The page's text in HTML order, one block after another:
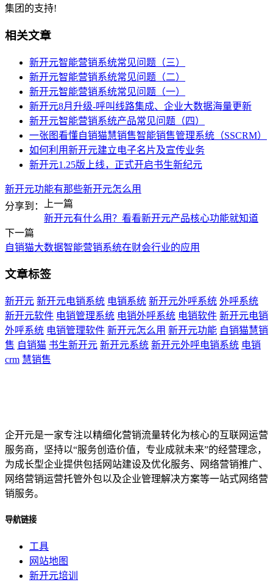
集团的支持!
相关文章
新开元智能营销系统常见问题（三）
新开元智能营销系统常见问题（二）
新开元智能营销系统常见问题（一）
新开元8月升级-呼叫线路集成、企业大数据海量更新
新开元智能营销系统产品常见问题（四）
一张图看懂自销猫慧销售智能销售管理系统（SSCRM）
如何利用新开元建立电子名片及宣传业务
新开元1.25版上线，正式开启书生新纪元
新开元功能有那些新开元怎么用
分享到：
上一篇
新开元有什么用？看看新开元产品核心功能就知道
下一篇
自销猫大数据智能营销系统在财会行业的应用
文章标签
新开元 新开元电销系统 电销系统 新开元外呼系统 外呼系统
新开元软件 电销管理系统 电销外呼系统 电销软件 新开元电销
外呼系统 电销管理软件 新开元怎么用 新开元功能 自销猫慧销
售 自销猫 书生新开元 新开元系统 新开元外呼电销系统 电销
crm 慧销售
企开元是一家专注以精细化营销流量转化为核心的互联网运营
服务商，坚持以“服务创造价值，专业成就未来”的经营理念，
为成长型企业提供包括网站建设及优化服务、网络营销推广、
网络营销运营托管外包以及企业管理解决方案等一站式网络营
销服务。
导航链接
工具
网站地图
新开元培训